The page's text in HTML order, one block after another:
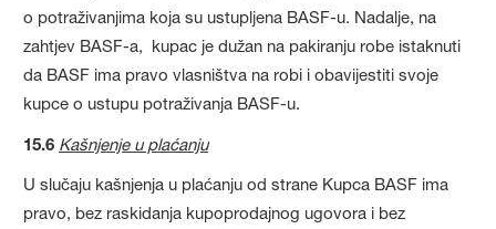
o potraživanjima koja su ustupljena BASF-u. Nadalje, na
zahtjev BASF-a, kupac je dužan na pakiranju robe istaknuti
da BASF ima pravo vlasništva na robi i obavijestiti svoje
kupce o ustupu potraživanja BASF-u.
15.6 Kašnjenje u plaćanju
U slučaju kašnjenja u plaćanju od strane Kupca BASF ima
pravo, bez raskidanja kupoprodajnog ugovora i bez